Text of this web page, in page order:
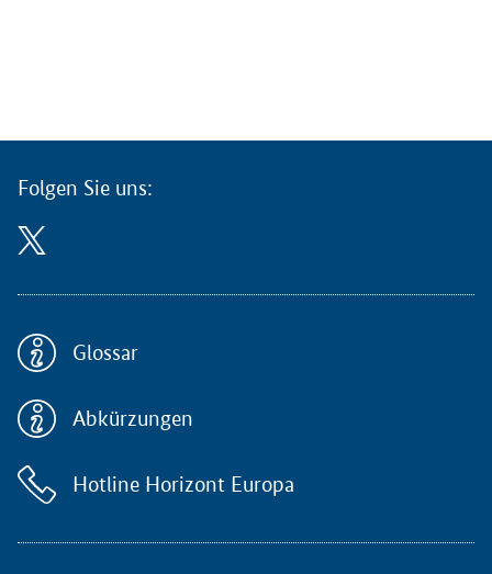
d
r
h
e
n
W
e
t
a
n
Folgen Sie uns:
Glossar
Abkürzungen
Hotline Horizont Europa